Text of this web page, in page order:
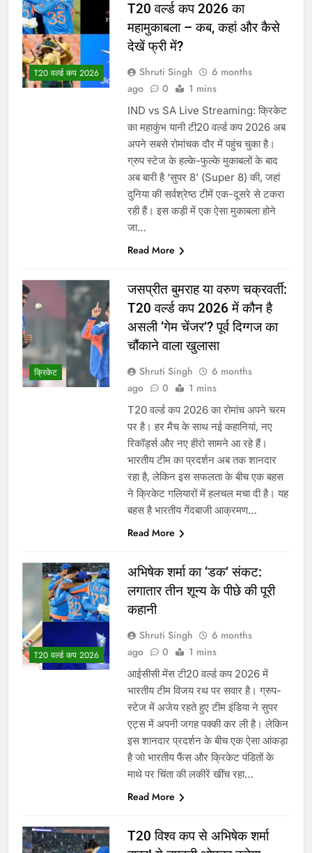
T20 वर्ल्ड कप 2026
T20 वर्ल्ड कप 2026 का
महामुकाबला – कब, कहां और कैसे
देखें फ्री में?
Shruti Singh
6 months
ago
0 1 mins
IND vs SA Live Streaming: क्रिकेट
का महाकुंभ यानी टी20 वर्ल्ड कप 2026 अब
अपने सबसे रोमांचक दौर में पहुंच चुका है।
ग्रुप स्टेज के हल्के-फुल्के मुकाबलों के बाद
अब बारी है ‘सुपर 8’ (Super 8) की, जहां
दुनिया की सर्वश्रेष्ठ टीमें एक-दूसरे से टकरा
रही हैं। इस कड़ी में एक ऐसा मुकाबला होने
जा…
Read More
क्रिकेट
जसप्रीत बुमराह या वरुण चक्रवर्ती:
T20 वर्ल्ड कप 2026 में कौन है
असली ‘गेम चेंजर’? पूर्व दिग्गज का
चौंकाने वाला खुलासा
Shruti Singh
6 months
ago
0 1 mins
T20 वर्ल्ड कप 2026 का रोमांच अपने चरम
पर है। हर मैच के साथ नई कहानियां, नए
रिकॉर्ड्स और नए हीरो सामने आ रहे हैं।
भारतीय टीम का प्रदर्शन अब तक शानदार
रहा है, लेकिन इस सफलता के बीच एक बहस
ने क्रिकेट गलियारों में हलचल मचा दी है। यह
बहस है भारतीय गेंदबाजी आक्रमण…
Read More
T20 वर्ल्ड कप 2026
अभिषेक शर्मा का ‘डक’ संकट:
लगातार तीन शून्य के पीछे की पूरी
कहानी
Shruti Singh
6 months
ago
0 1 mins
आईसीसी मेंस टी20 वर्ल्ड कप 2026 में
भारतीय टीम विजय रथ पर सवार है। ग्रुप-
स्टेज में अजेय रहते हुए टीम इंडिया ने सुपर
एट्स में अपनी जगह पक्की कर ली है। लेकिन
इस शानदार प्रदर्शन के बीच एक ऐसा आंकड़ा
है जो भारतीय फैंस और क्रिकेट पंडितों के
माथे पर चिंता की लकीरें खींच रहा…
Read More
T20 विश्व कप से अभिषेक शर्मा